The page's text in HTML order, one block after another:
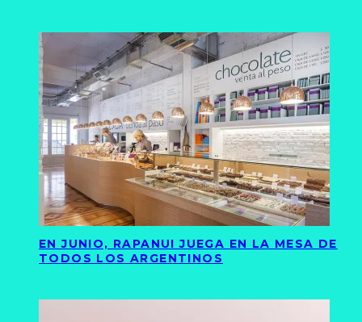
EN JUNIO, RAPANUI JUEGA EN LA MESA DE
TODOS LOS ARGENTINOS